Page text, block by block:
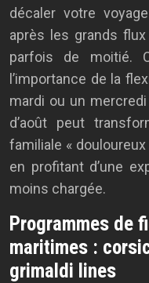
décaler votre
après les grands
parfois de moitié.
l’importance de la
mardi ou un
d’août peut
familiale «
en profitant d’une
moins chargée.
Programmes de
maritimes :
grimaldi lines